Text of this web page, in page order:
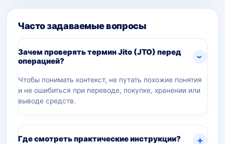
Часто задаваемые вопросы
Зачем проверять термин Jito (JTO) перед
операцией?
Чтобы понимать контекст, не путать похожие понятия
и не ошибиться при переводе, покупке, хранении или
выводе средств.
Где смотреть практические инструкции?